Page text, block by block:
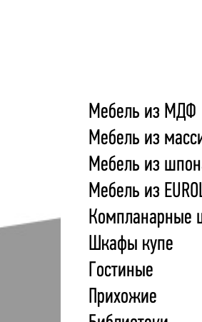
Мебель из МДФ
Мебель из
Мебель из
Мебель из
Компланарные
Шкафы купе
Гостиные
Прихожие